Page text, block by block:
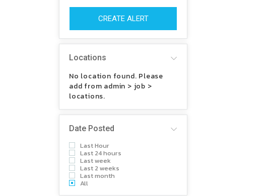
CREATE ALERT
Locations
No location found. Please
add from admin > job >
locations.
Date Posted
Last Hour
Last 24 hours
Last week
Last 2 weeks
Last month
All